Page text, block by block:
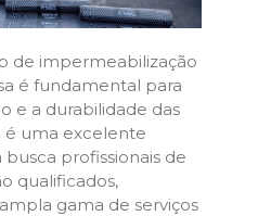
de impermeabilização
é fundamental para
e a durabilidade das
é uma excelente
profissionais de
qualificados,
gama de serviços